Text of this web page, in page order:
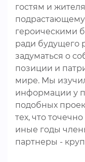
гостям и
героическими
ради будущего
задуматься о
позиции и
мире. Мы
информации у
подобных
тех, что
иные годы
партнеры -